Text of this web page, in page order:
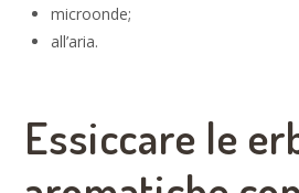
microonde;
all’aria.
Essiccare le